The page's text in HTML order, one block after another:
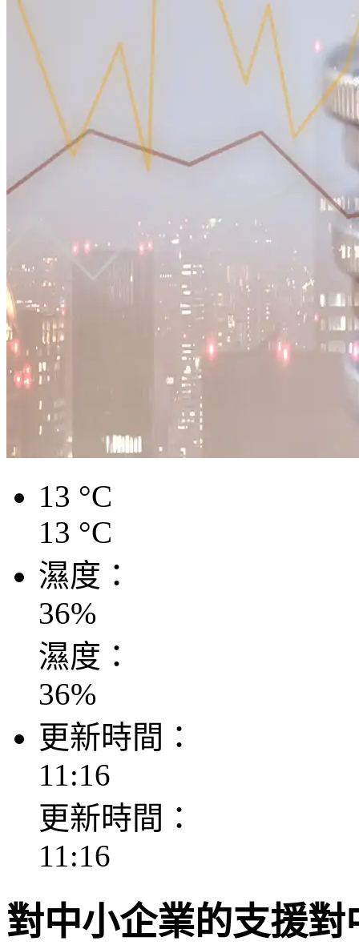
13 °C
13 °C
濕度：
36%
濕度：
36%
更新時間：
11:16
更新時間：
11:16
對中小企業的支援對